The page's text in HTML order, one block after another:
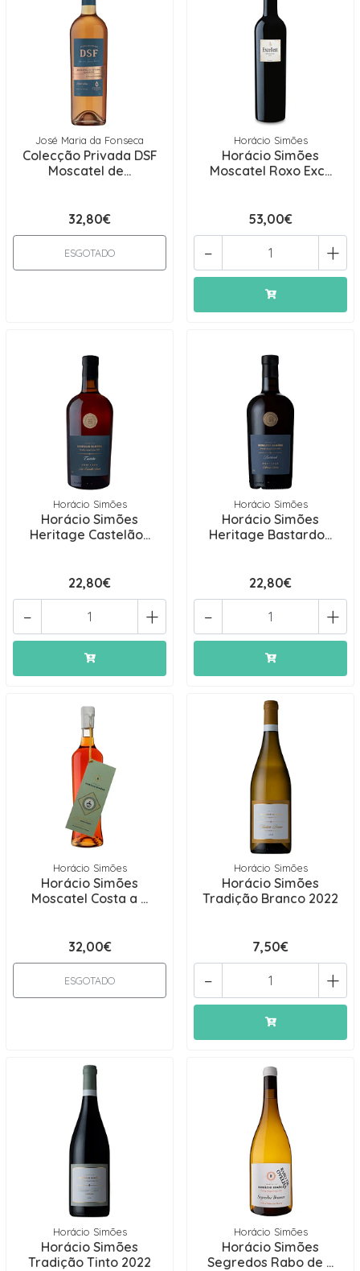
José Maria da Fonseca
Colecção Privada DSF
Moscatel de...
32,80€
ESGOTADO
Horácio Simões
Horácio Simões
Moscatel Roxo Exc...
53,00€
+
-
Horácio Simões
Horácio Simões
Heritage Castelão...
22,80€
+
-
Horácio Simões
Horácio Simões
Heritage Bastardo...
22,80€
+
-
Horácio Simões
Horácio Simões
Moscatel Costa a ...
32,00€
ESGOTADO
Horácio Simões
Horácio Simões
Tradição Branco 2022
7,50€
+
-
Horácio Simões
Horácio Simões
Tradição Tinto 2022
Horácio Simões
Horácio Simões
Segredos Rabo de ...